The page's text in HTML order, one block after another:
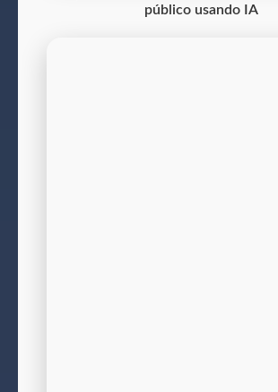
público usando IA